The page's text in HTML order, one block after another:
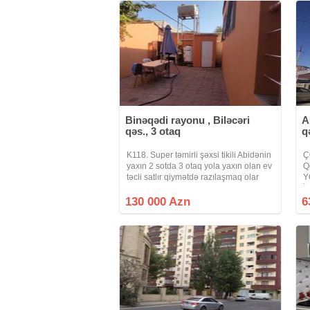
Binəqədi rayonu , Biləcəri
qəs., 3 otaq
K118. Super təmirli şəxsi tikili Abidənin
yaxın 2 sotda 3 otaq yola yaxın olan ev
təcli satlır qiymətdə razılaşmaq olar
kanalına abunə olun bütün vidyalar
130 000 Azn